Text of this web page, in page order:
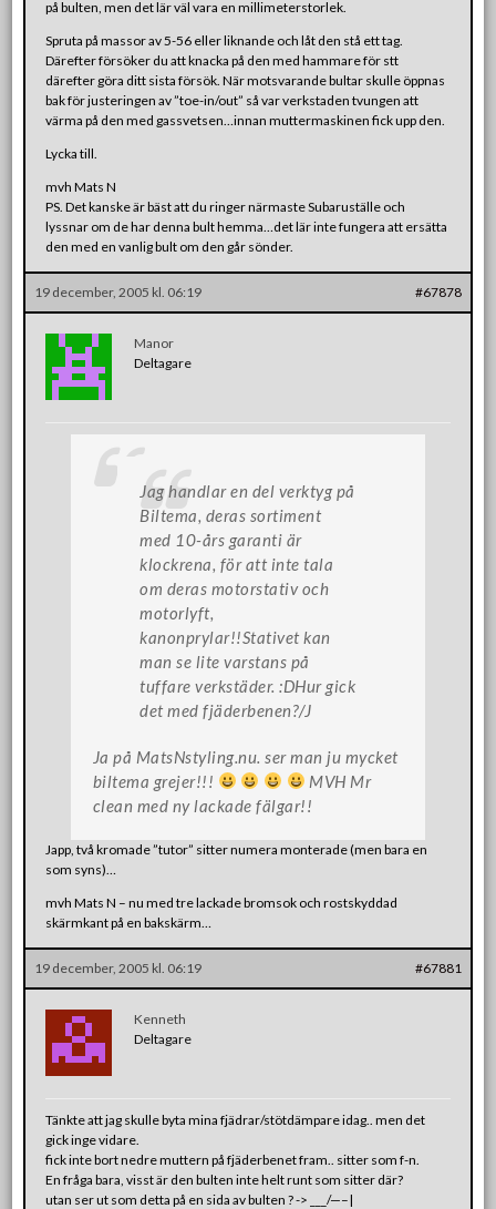
på bulten, men det lär väl vara en millimeterstorlek.
Spruta på massor av 5-56 eller liknande och låt den stå ett tag.
Därefter försöker du att knacka på den med hammare för stt
därefter göra ditt sista försök. När motsvarande bultar skulle öppnas
bak för justeringen av ”toe-in/out” så var verkstaden tvungen att
värma på den med gassvetsen…innan muttermaskinen fick upp den.
Lycka till.
mvh Mats N
PS. Det kanske är bäst att du ringer närmaste Subaruställe och
lyssnar om de har denna bult hemma…det lär inte fungera att ersätta
den med en vanlig bult om den går sönder.
19 december, 2005 kl. 06:19 #67878
Manor
Deltagare
Jag handlar en del verktyg på
Biltema, deras sortiment
med 10-års garanti är
klockrena, för att inte tala
om deras motorstativ och
motorlyft,
kanonprylar!!Stativet kan
man se lite varstans på
tuffare verkstäder. :DHur gick
det med fjäderbenen?/J
Ja på MatsNstyling.nu. ser man ju mycket
biltema grejer!!!
MVH Mr
clean med ny lackade fälgar!!
Japp, två kromade ”tutor” sitter numera monterade (men bara en
som syns)…
mvh Mats N – nu med tre lackade bromsok och rostskyddad
skärmkant på en bakskärm…
19 december, 2005 kl. 06:19 #67881
Kenneth
Deltagare
Tänkte att jag skulle byta mina fjädrar/stötdämpare idag.. men det
gick inge vidare.
fick inte bort nedre muttern på fjäderbenet fram.. sitter som f-n.
En fråga bara, visst är den bulten inte helt runt som sitter där?
utan ser ut som detta på en sida av bulten ? -> ___/—–|